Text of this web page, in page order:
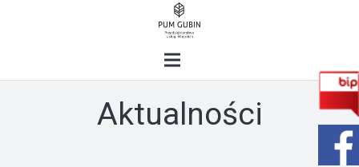
Aktualności